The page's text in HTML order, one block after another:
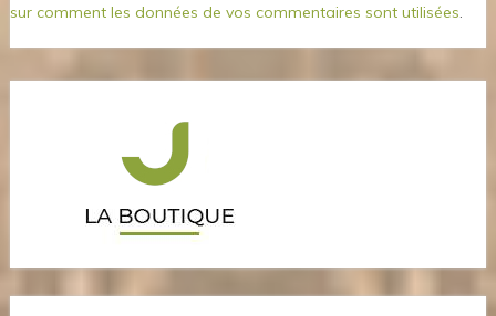
sur comment les données de vos commentaires sont utilisées.